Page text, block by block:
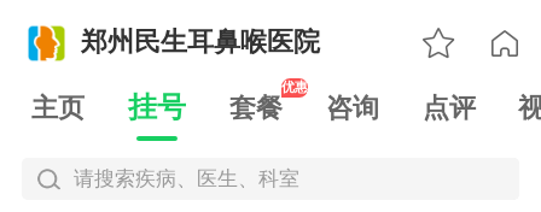
郑州民生耳鼻喉医院  
主页 挂号 套餐
优惠
咨询 点评
请搜索疾病、医生、科室